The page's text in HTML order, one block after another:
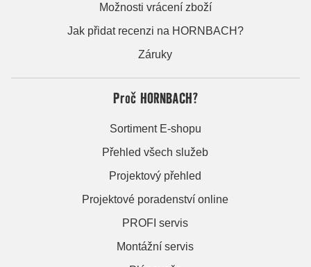
Možnosti vrácení zboží
Jak přidat recenzi na HORNBACH?
Záruky
Proč HORNBACH?
Sortiment E-shopu
Přehled všech služeb
Projektový přehled
Projektové poradenství online
PROFI servis
Montážní servis